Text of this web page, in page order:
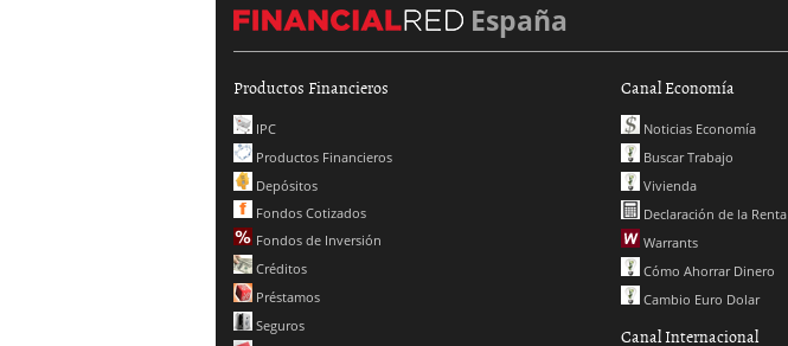
España
Productos Financieros
IPC
Productos Financieros
Depósitos
Fondos Cotizados
Fondos de Inversión
Créditos
Préstamos
Seguros
Canal Economía
Noticias Economía
Buscar Trabajo
Vivienda
Declaración de la Renta
Warrants
Cómo Ahorrar Dinero
Cambio Euro Dolar
Canal Internacional